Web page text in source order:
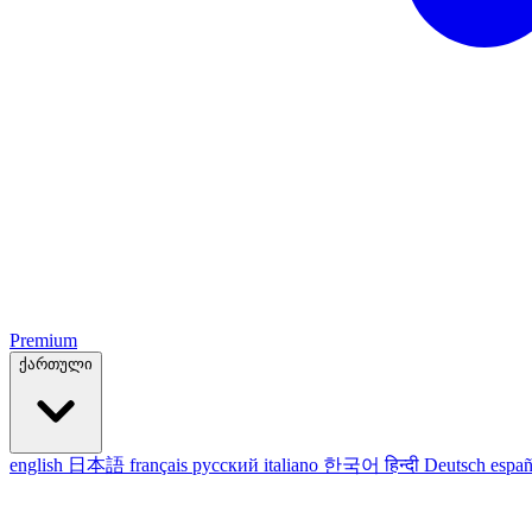
Premium
ქართული
english 日本語 français русский italiano 한국어हिन्दी Deutsch